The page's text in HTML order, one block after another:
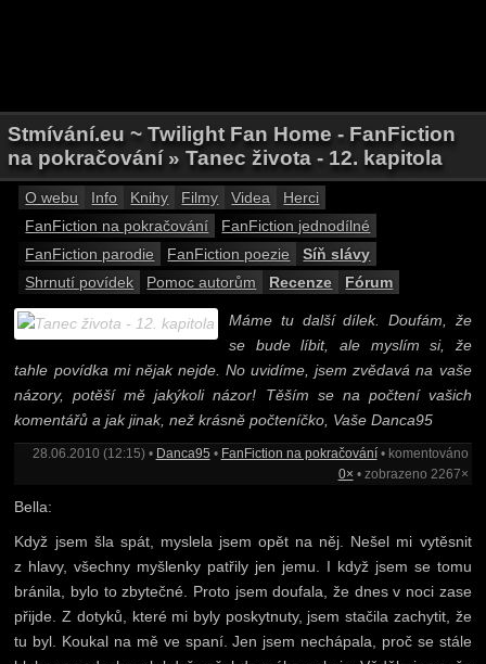
Stmívání.eu ~ Twilight Fan Home - FanFiction
na pokračování » Tanec života - 12. kapitola
O webu Info Knihy Filmy Videa
Herci
FanFiction na pokračování
FanFiction jednodílné
FanFiction parodie
FanFiction poezie
Síň slávy
Shrnutí povídek
Pomoc autorům Recenze Fórum
Máme tu další dílek. Doufám, že
se bude líbit, ale myslím si, že
tahle povídka mi nějak nejde. No uvidíme, jsem zvědavá na vaše
názory, potěší mě jakýkoli názor! Těším se na počtení vašich
komentářů a jak jinak, než krásně počteníčko, Vaše Danca95
28.06.2010 (12:15) • Danca95 • FanFiction na pokračování• komentováno
0× • zobrazeno 2267×
Bella:
Když jsem šla spát, myslela jsem opět na něj. Nešel mi vytěsnit
z hlavy, všechny myšlenky patřily jen jemu. I když jsem se tomu
bránila, bylo to zbytečné. Proto jsem doufala, že dnes v noci zase
přijde. Z dotyků, které mi byly poskytnuty, jsem stačila zachytit, že
tu byl. Koukal na mě ve spaní. Jen jsem nechápala, proč se stále